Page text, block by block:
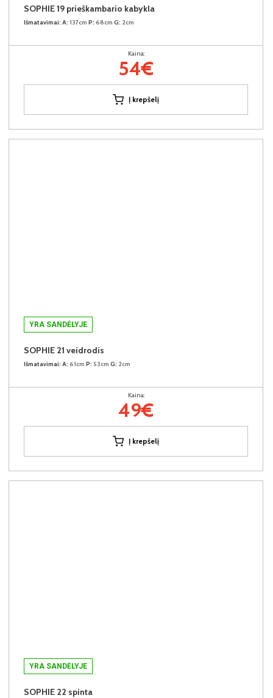
SOPHIE 19 prieškambario kabykla
Išmatavimai: A: 137cm P: 68cm G: 2cm
Kaina:
54€
Į krepšelį
YRA SANDĖLYJE
SOPHIE 21 veidrodis
Išmatavimai: A: 61cm P: 53cm G: 2cm
Kaina:
49€
Į krepšelį
YRA SANDĖLYJE
SOPHIE 22 spinta